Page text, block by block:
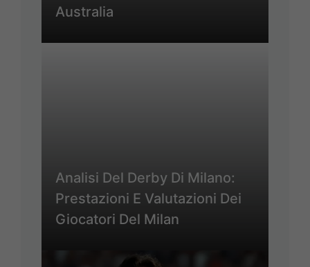
Australia
Analisi Del Derby Di Milano:
Prestazioni E Valutazioni Dei
Giocatori Del Milan